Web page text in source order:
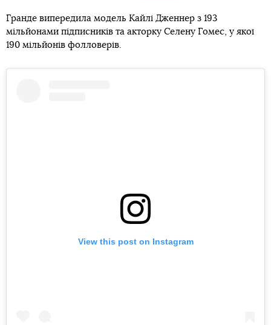
Гранде випередила модель Кайлі Дженнер з 193
мільйонами підписників та акторку Селену Гомес, у якої
190 мільйонів фолловерів.
View this post on Instagram